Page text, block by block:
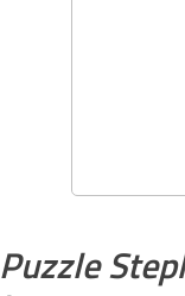
Puzzle